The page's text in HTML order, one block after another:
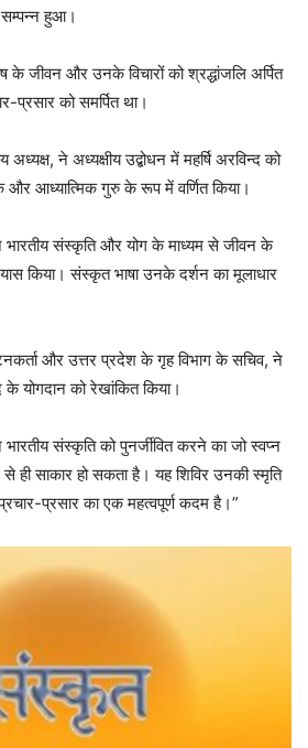
हुआ।
के जीवन और उनके विचारों को श्रद्धांजलि अर्पित
प्रसार को समर्पित था।
ने अध्यक्षीय उद्बोधन में महर्षि अरविन्द को
आध्यात्मिक गुरु के रूप में वर्णित किया।
भारतीय संस्कृति और योग के माध्यम से जीवन के
किया। संस्कृत भाषा उनके दर्शन का मूलाधार
और उत्तर प्रदेश के गृह विभाग के सचिव, ने
योगदान को रेखांकित किया।
भारतीय संस्कृति को पुनर्जीवित करने का जो स्वप्न
ही साकार हो सकता है। यह शिविर उनकी स्मृति
प्रसार का एक महत्वपूर्ण कदम है।”